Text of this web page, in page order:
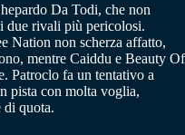
Da Todi, che non
due rivali più pericolosi.
Nation non scherza affatto,
mentre Caiddu e Beauty Of
Patroclo fa un tentativo a
pista con molta voglia,
di quota.